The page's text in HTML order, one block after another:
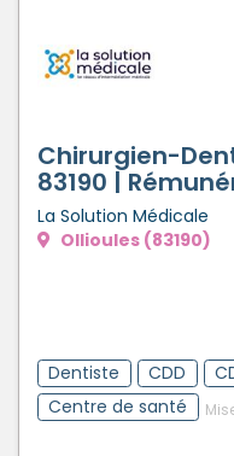
Chirurgien-
83190 |
La Solution Médicale
Ollioules (83190)
Dentiste CDD
Centre de santé